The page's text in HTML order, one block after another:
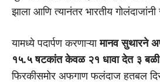
झाला आणि त्यानंतर भारतीय
यामध्ये पदार्पण करणाऱ्यामानव सुथारने
१५.५ षटकांत केवळ २१ धावा देत ३ बळी
फिरकीसमोर अफगाण फलंदाज हतबल